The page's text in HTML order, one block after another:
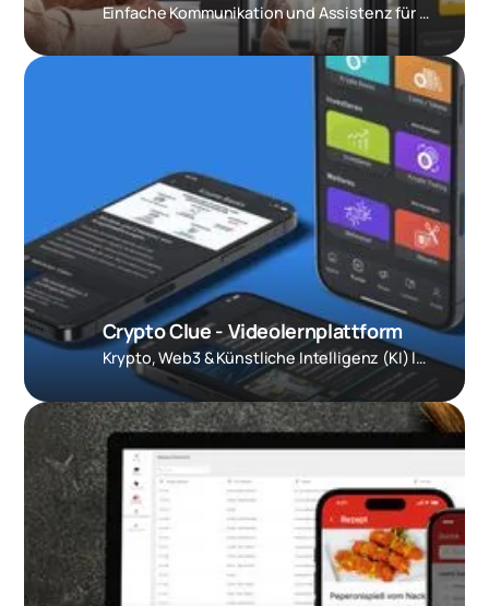
Einfache Kommunikation und Assistenz für Senioren
Crypto Clue - Videolernplattform
Krypto, Web3 & Künstliche Intelligenz (KI) lernen, verstehen und von neuem Wissen profitieren.